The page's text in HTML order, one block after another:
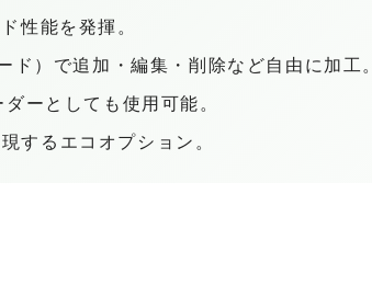
性能を発揮。
）で追加・編集・削除など自由に加工。
ーとしても使用可能。
するエコオプション。